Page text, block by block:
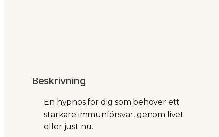
Beskrivning
En hypnos för dig som behöver ett
starkare immunförsvar, genom livet
eller just nu.